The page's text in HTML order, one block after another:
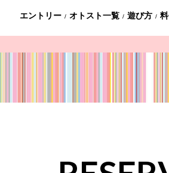
エントリー / オトスト一覧 / 遊び方 /